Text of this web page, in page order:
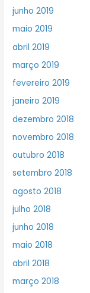
junho 2019
maio 2019
abril 2019
março 2019
fevereiro 2019
janeiro 2019
dezembro 2018
novembro 2018
outubro 2018
setembro 2018
agosto 2018
julho 2018
junho 2018
maio 2018
abril 2018
março 2018